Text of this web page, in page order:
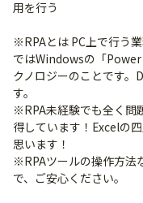
用を行う
※RPAとは PC上で行う
ではWindowsの「
クノロジーのことです。
す。
※RPA未経験でも全く問
得しています！Excelの
思います！
※RPAツールの操作方法
で、ご安心ください。